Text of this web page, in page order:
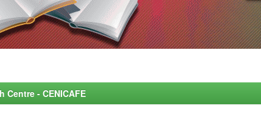
- CENICAFE